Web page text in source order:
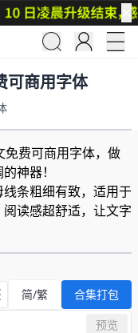
可商用字体
费可商用字体，做
神器！
条粗细有致，适用于
读感超舒适，让文字
简/繁
合集打包
预览